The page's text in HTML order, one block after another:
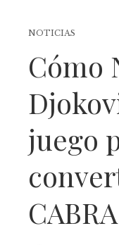
NOTICIAS
Cómo
juego
CABRA